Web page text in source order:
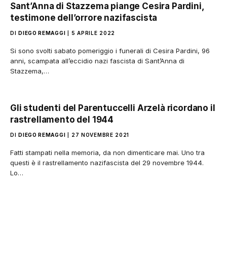
Sant’Anna di Stazzema piange Cesira Pardini,
testimone dell’orrore nazifascista
DI DIEGO REMAGGI 5 APRILE 2022
Si sono svolti sabato pomeriggio i funerali di Cesira Pardini, 96
anni, scampata all’eccidio nazi fascista di Sant’Anna di
Stazzema,…
Gli studenti del Parentuccelli Arzelà ricordano il
rastrellamento del 1944
DI DIEGO REMAGGI 27 NOVEMBRE 2021
Fatti stampati nella memoria, da non dimenticare mai. Uno tra
questi è il rastrellamento nazifascista del 29 novembre 1944.
Lo…